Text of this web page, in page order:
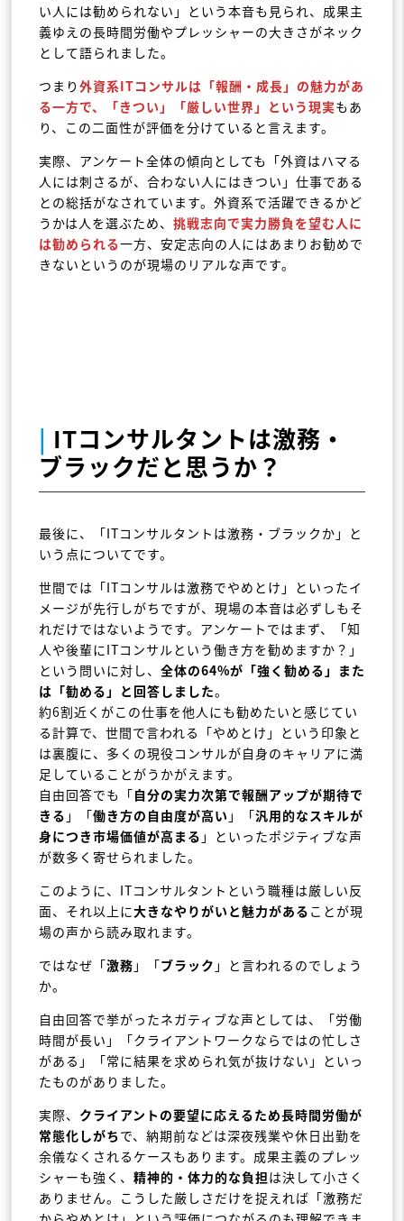
い人には勧められない」という本音も見られ、成果主
義ゆえの長時間労働やプレッシャーの大きさがネック
として語られました。
つまり 外資系ITコンサルは「報酬・成長」の魅力があ
る一方で、「きつい」「厳しい世界」という現実もあ
り、この二面性が評価を分けていると言えます。
実際、アンケート全体の傾向としても「外資はハマる
人には刺さるが、合わない人にはきつい」仕事である
との総括がなされています。外資系で活躍できるかど
うかは人を選ぶため、 挑戦志向で実力勝負を望む人 に
は勧められる一方、安定志向の人にはあまりお勧めで
きないというのが現場のリアルな声です。
| ITコンサルタントは激務・
ブラックだと思うか？
最後に、「ITコンサルタントは激務・ブラックか」と
いう点についてです。
世間では「ITコンサルは激務でやめとけ」といったイ
メージが先行しがちですが、現場の本音は必ずしもそ
れだけではないようです。アンケートではまず、「知
人や後輩にITコンサルという働き方を勧めますか？」
という問いに対し、 全体の64%が「強く勧める」また
は「勧める」と回答しました。
約6割近くがこの仕事を他人にも勧めたいと感じてい
る計算で、世間で言われる「やめとけ」という印象と
は裏腹に、多くの現役コンサルが自身のキャリアに満
足していることがうかがえます。
自由回答でも「自分の実力次第で報酬アップが期待で
きる 」「働き方の自由度が高い 」「汎用的なスキルが
身につき市場価値が高まる 」といったポジティブな声
が数多く寄せられました。
このように、ITコンサルタントという職種は厳しい反
面、それ以上に大きなやりがいと魅力がある ことが現
場の声から読み取れます。
ではなぜ「激務 」「ブラック 」と言われるのでしょう
か。
自由回答で挙がったネガティブな声としては、「労働
時間が長い」「クライアントワークならではの忙しさ
がある」「常に結果を求められ気が抜けない」といっ
たものがありました。
実際、 クライアントの要望に応えるため長時間労働が
常態化しがちで、納期前などは深夜残業や休日出勤を
余儀なくされるケースもあります。成果主義のプレッ
シャーも強く、 精神的・体力的な負担は決して小さく
ありません。こうした厳しさだけを捉えれば「激務だ